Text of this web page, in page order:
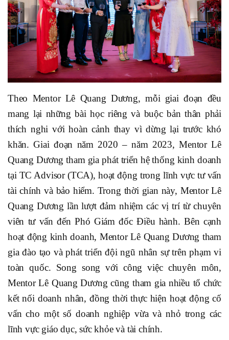
Theo Mentor Lê Quang Dương, mỗi giai đoạn đều
mang lại những bài học riêng và buộc bản thân phải
thích nghi với hoàn cảnh thay vì dừng lại trước khó
khăn. Giai đoạn năm 2020 – năm 2023, Mentor Lê
Quang Dương tham gia phát triển hệ thống kinh doanh
tại TC Advisor (TCA), hoạt động trong lĩnh vực tư vấn
tài chính và bảo hiểm. Trong thời gian này, Mentor Lê
Quang Dương lần lượt đảm nhiệm các vị trí từ chuyên
viên tư vấn đến Phó Giám đốc Điều hành. Bên cạnh
hoạt động kinh doanh, Mentor Lê Quang Dương tham
gia đào tạo và phát triển đội ngũ nhân sự trên phạm vi
toàn quốc. Song song với công việc chuyên môn,
Mentor Lê Quang Dương cũng tham gia nhiều tổ chức
kết nối doanh nhân, đồng thời thực hiện hoạt động cố
vấn cho một số doanh nghiệp vừa và nhỏ trong các
lĩnh vực giáo dục, sức khỏe và tài chính.